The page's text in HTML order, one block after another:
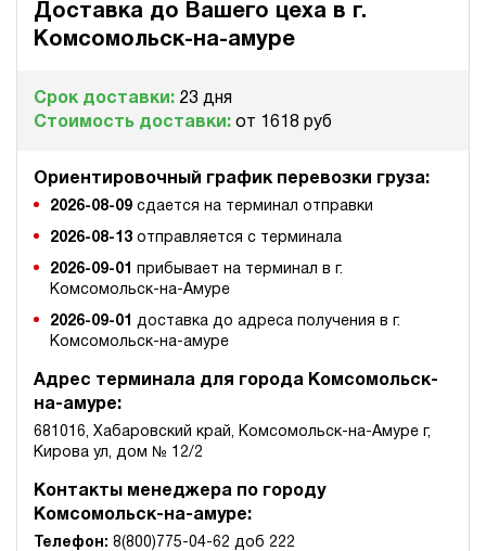
Доставка до Вашего цеха в г.
Комсомольск-на-амуре
Срок доставки: 23 дня
Стоимость доставки: от 1618 руб
Ориентировочный график перевозки груза:
2026-08-09 сдается на терминал отправки
2026-08-13 отправляется с терминала
2026-09-01
прибывает на терминал в г.
Комсомольск-на-Амуре
2026-09-01
доставка до адреса получения в г.
Комсомольск-на-амуре
Адрес терминала для города Комсомольск-
на-амуре:
681016, Хабаровский край, Комсомольск-на-Амуре г,
Кирова ул, дом № 12/2
Контакты менеджера по городу
Комсомольск-на-амуре:
Телефон: 8(800)775-04-62 доб 222